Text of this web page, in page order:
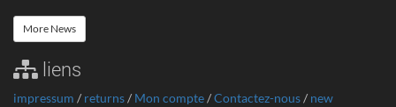
More News
liens
impressum / returns/ Mon compte/Contactez-nous/ new